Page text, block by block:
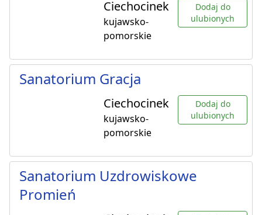
Ciechocinek
kujawsko-
pomorskie
Dodaj do
ulubionych
Sanatorium Gracja
Ciechocinek
kujawsko-
pomorskie
Dodaj do
ulubionych
Sanatorium Uzdrowiskowe
Promień